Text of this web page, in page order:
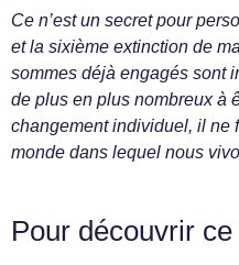
Ce n’est un secret pour
et la sixième extinction de
sommes déjà engagés sont
de plus en plus nombreux à
changement individuel, il ne
monde dans lequel nous
Pour découvrir ce